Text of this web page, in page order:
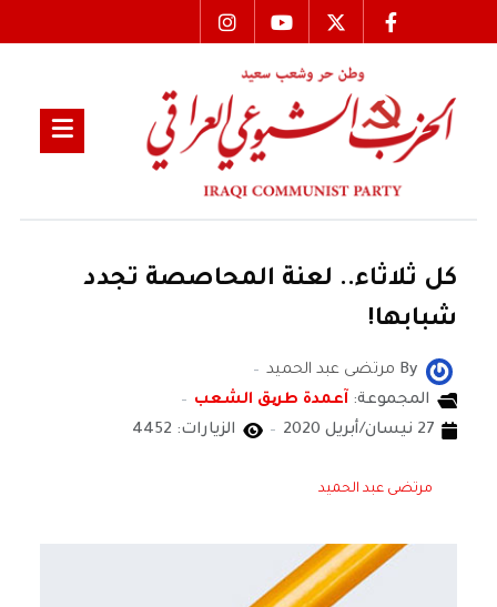
كل ثلاثاء.. لعنة المحاصصة تجدد
شبابها!
By مرتضى عبد الحميد
المجموعة: آعمدة طریق الشعب
27 نيسان/أبريل 2020
الزيارات: 4452
مرتضى عبد الحميد